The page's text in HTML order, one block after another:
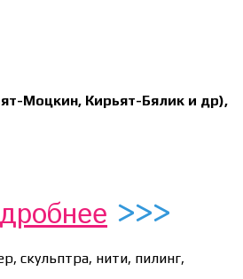
Моцкин, Кирьят-Бялик и др),
>>>
скульптра, нити, пилинг,